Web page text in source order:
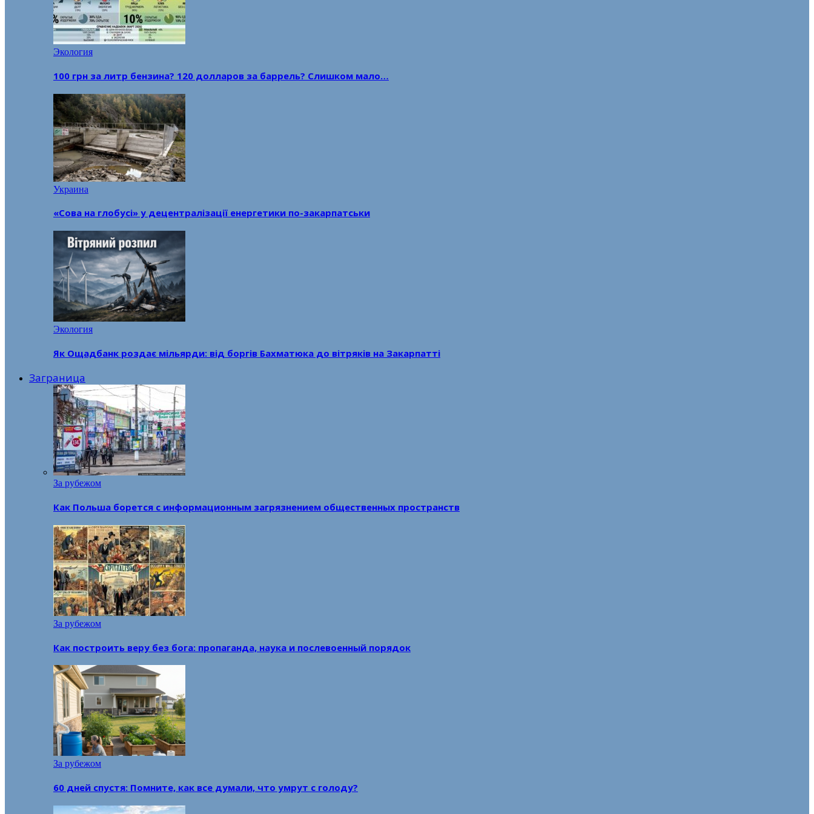
Экология
100 грн за литр бензина? 120 долларов за баррель? Слишком мало…
Украина
«Сова на глобусі» у децентралізації енергетики по-закарпатськи
Экология
Як Ощадбанк роздає мільярди: від боргів Бахматюка до вітряків на Закарпатті
Заграница
За рубежом
Как Польша борется с информационным загрязнением общественных пространств
За рубежом
Как построить веру без бога: пропаганда, наука и послевоенный порядок
За рубежом
60 дней спустя: Помните, как все думали, что умрут с голоду?